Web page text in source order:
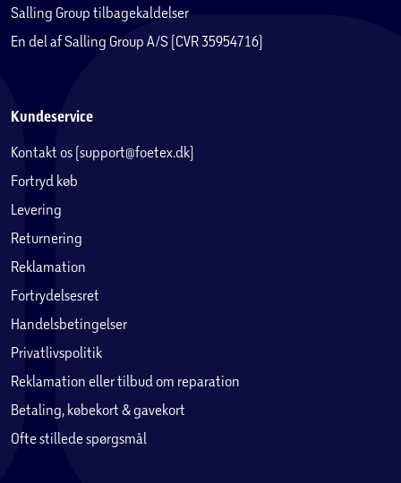
Salling Group tilbagekaldelser
En del af Salling Group A/S (CVR 35954716)
Kundeservice
Kontakt os (support@foetex.dk)
Fortryd køb
Levering
Returnering
Reklamation
Fortrydelsesret
Handelsbetingelser
Privatlivspolitik
Reklamation eller tilbud om reparation
Betaling, købekort & gavekort
Ofte stillede spørgsmål